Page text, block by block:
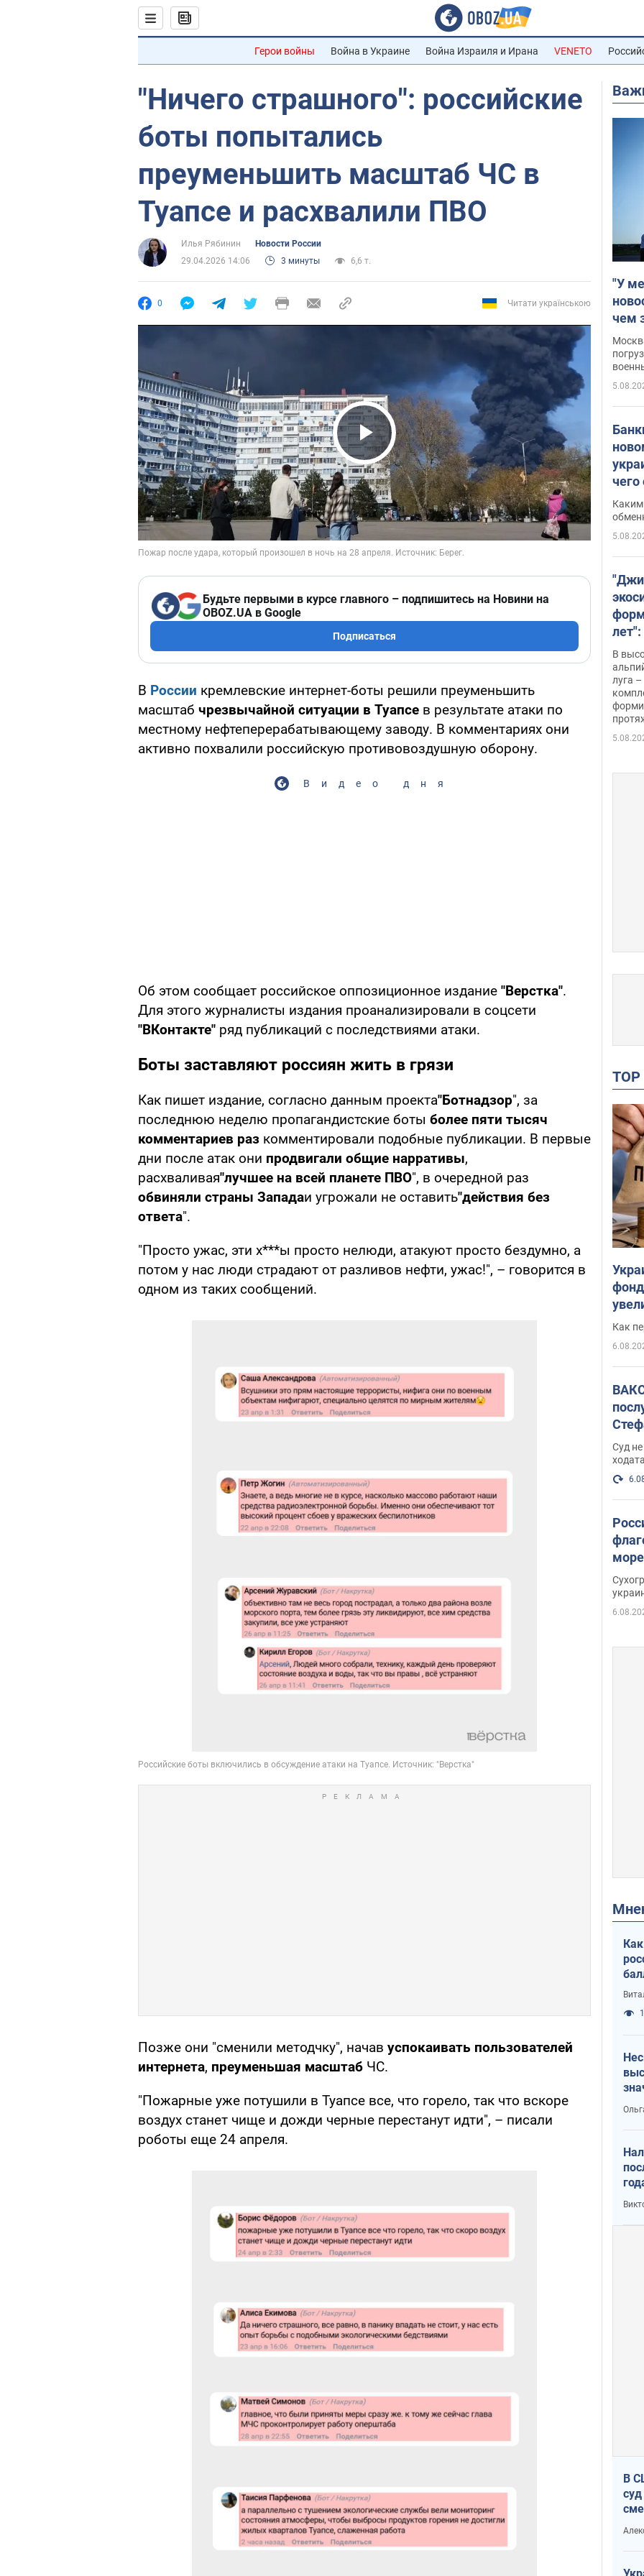
Герои войны Война в Украине Война Израиля и Ирана VENETO
"Ничего страшного": российские
боты попытались
преуменьшить масштаб ЧС в
Туапсе и расхвалили ПВО
Илья Рябинин
Новости России
29.04.2026 14:06
3 минуты 6,6 т.
0 Читати українською
Play Video
Будьте первыми в курсе главного – подпишитесь на Новини на
OBOZ.UA в Google
Подписаться
В России кремлевские интернет-боты решили преуменьшить
масштаб чрезвычайной ситуации в Туапсе в результате атаки по
местному нефтеперерабатывающему заводу. В комментариях они
активно похвалили российскую противовоздушную оборону.
Видео дня
Об этом сообщает российское оппозиционное издание "Верстка".
Для этого журналисты издания проанализировали в соцсети
"ВКонтакте" ряд публикаций с последствиями атаки.
Боты заставляют россиян жить в грязи
Как пишет издание, согласно данным проекта"Ботнадзор", за
последнюю неделю пропагандистские боты более пяти тысяч
комментариев раз комментировали подобные публикации. В первые
дни после атак они продвигали общие нарративы,
расхваливая"лучшее на всей планете ПВО", в очередной раз
обвиняли страны Западаи угрожали не оставить"действия без
ответа".
"Просто ужас, эти х***ы просто нелюди, атакуют просто бездумно, а
потом у нас люди страдают от разливов нефти, ужас!", – говорится в
одном из таких сообщений.
Позже они "сменили методчку", начав успокаивать пользователей
интернета, преуменьшая масштаб ЧС.
"Пожарные уже потушили в Туапсе все, что горело, так что вскоре
воздух станет чище и дожди черные перестанут идти", – писали
роботы еще 24 апреля.
"У
чем
Каким
В
луга
не
Как
деле
Суд
В